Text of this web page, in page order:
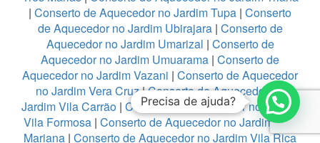
| Conserto de Aquecedor no Jardim Tupa | Conserto
de Aquecedor no Jardim Ubirajara| Conserto de
Aquecedor no Jardim Umarizal | Conserto de
Aquecedor no Jardim Umuarama | Conserto de
Aquecedor no Jardim Vazani | Conserto de Aquecedor
no Jardim Vera Cruz|Conserto de Aquecedor no
Jardim Vila Carrão | Conserto de Aquecedor no Jardim
Vila Formosa | Conserto de Aquecedor no Jardim Vila
Mariana | Conserto de Aquecedor no Jardim Vila Rica
Precisa de ajuda?